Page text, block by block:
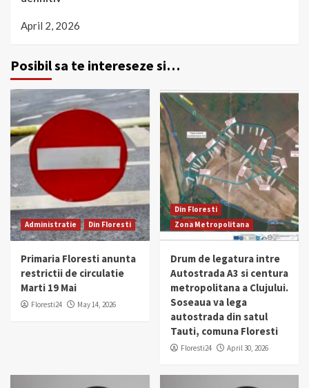
April 2, 2026
Posibil sa te intereseze si…
Administratie Din Floresti
Primaria Floresti anunta
restrictii de circulatie
Marti 19 Mai
Floresti24 May 14, 2026
Din Floresti
Zona Metropolitana
Drum de legatura intre
Autostrada A3 si centura
metropolitana a Clujului.
Soseaua va lega
autostrada din satul
Tauti, comuna Floresti
Floresti24 April 30, 2026